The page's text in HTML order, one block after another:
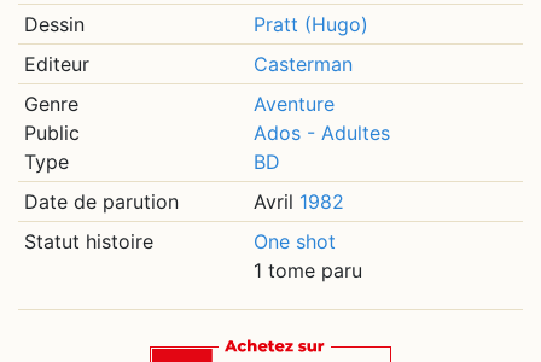
des bois"...
Dessin
Pratt (Hugo)
Editeur
Casterman
Genre
Public
Type
Aventure
Ados - Adultes
BD
Date de parution
Avril 1982
Statut histoire
One shot
1 tome paru